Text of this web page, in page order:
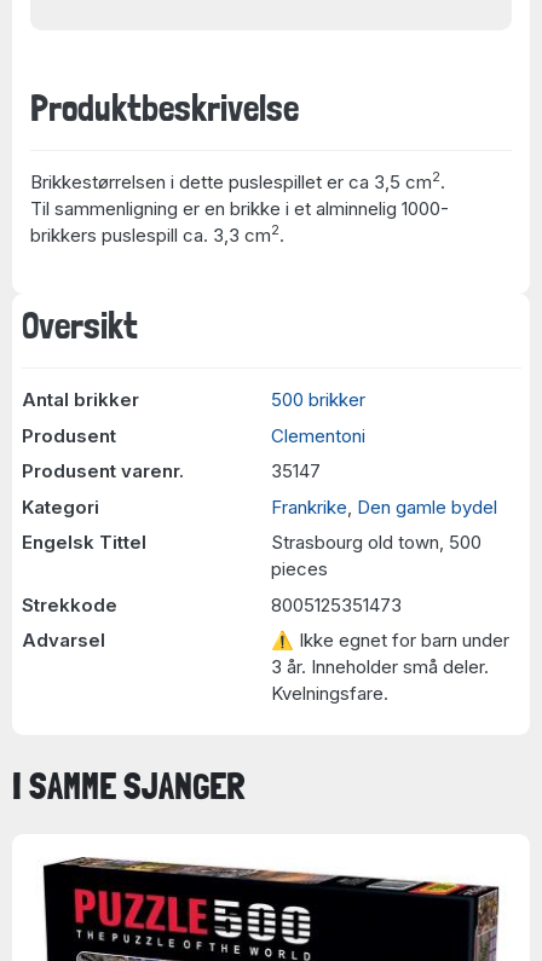
Oversikt
Antal brikker
500 brikker
Produsent
Clementoni
Produsent varenr.
35147
Kategori
Frankrike Den gamle bydel
Engelsk Tittel
Strasbourg old town, 500
pieces
Strekkode
8005125351473
Advarsel
⚠ Ikke egnet for barn under
3 år. Inneholder små deler.
Kvelningsfare.
Produktbeskrivelse
Brikkestørrelsen i dette puslespillet er ca 3,5 cm2.
Til sammenligning er en brikke i et alminnelig 1000-
brikkers puslespill ca. 3,3 cm2.
I SAMME SJANGER